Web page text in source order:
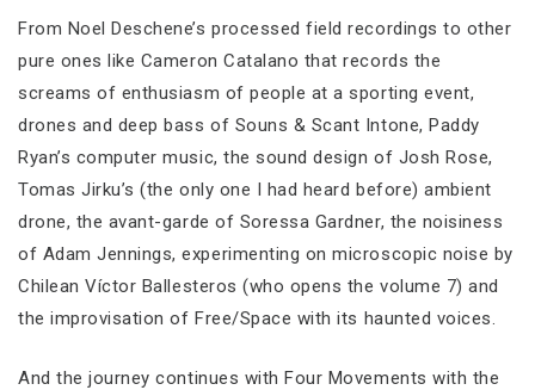
From Noel Deschene’s processed field recordings to other
pure ones like Cameron Catalano that records the
screams of enthusiasm of people at a sporting event,
drones and deep bass of Souns & Scant Intone, Paddy
Ryan’s computer music, the sound design of Josh Rose,
Tomas Jirku’s (the only one I had heard before) ambient
drone, the avant-garde of Soressa Gardner, the noisiness
of Adam Jennings, experimenting on microscopic noise by
Chilean Víctor Ballesteros (who opens the volume 7) and
the improvisation of Free/Space with its haunted voices.
And the journey continues with Four Movements with the